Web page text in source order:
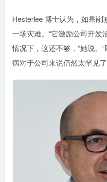
Hesterlee 博士认为，如果
一场灾难。“它激励公司开发
情况下，这还不够，”她说。
病对于公司来说仍然太罕见